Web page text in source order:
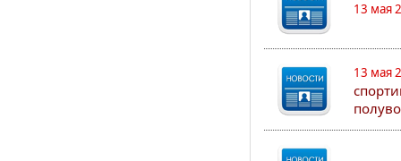
13 мая
13 мая